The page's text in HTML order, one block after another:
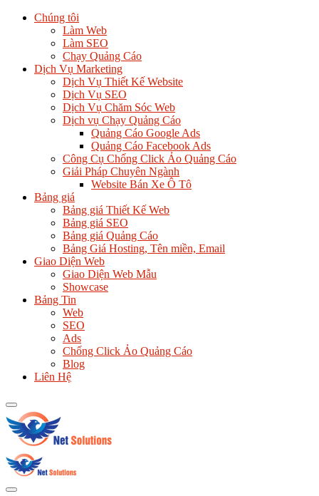
Chúng tôi
Làm Web
Làm SEO
Chạy Quảng Cáo
Dịch Vụ Marketing
Dịch Vụ Thiết Kế Website
Dịch Vụ SEO
Dịch Vụ Chăm Sóc Web
Dịch vụ Chạy Quảng Cáo
Quảng Cáo Google Ads
Quảng Cáo Facebook Ads
Công Cụ Chống Click Ảo Quảng Cáo
Giải Pháp Chuyên Ngành
Website Bán Xe Ô Tô
Bảng giá
Bảng giá Thiết Kế Web
Bảng giá SEO
Bảng giá Quảng Cáo
Bảng Giá Hosting, Tên miền, Email
Giao Diện Web
Giao Diện Web Mẫu
Showcase
Bảng Tin
Web
SEO
Ads
Chống Click Ảo Quảng Cáo
Blog
Liên Hệ